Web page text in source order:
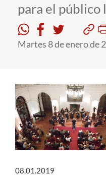
Académicos
Funcionarios
Alumni
English
para el público
Martes 8 de enero de
08.01.2019